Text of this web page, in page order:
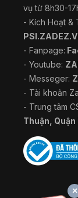
vụ từ 8h30-
- Kích Hoạt &
- Fanpage:
- Youtube:
- Messeger:
- Tài khoản
- Trung tâm
Thuận, Quận
×